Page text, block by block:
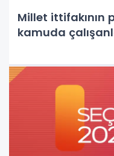
Millet ittifakının
kamuda